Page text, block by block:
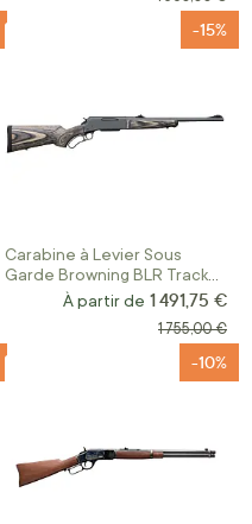
Carabine à Levier Sous
Garde Browning BLR Tracker
Pistol Battue
-15%
À partir de 1 491,75 €
Prix normal
1 755,00 €
-10%